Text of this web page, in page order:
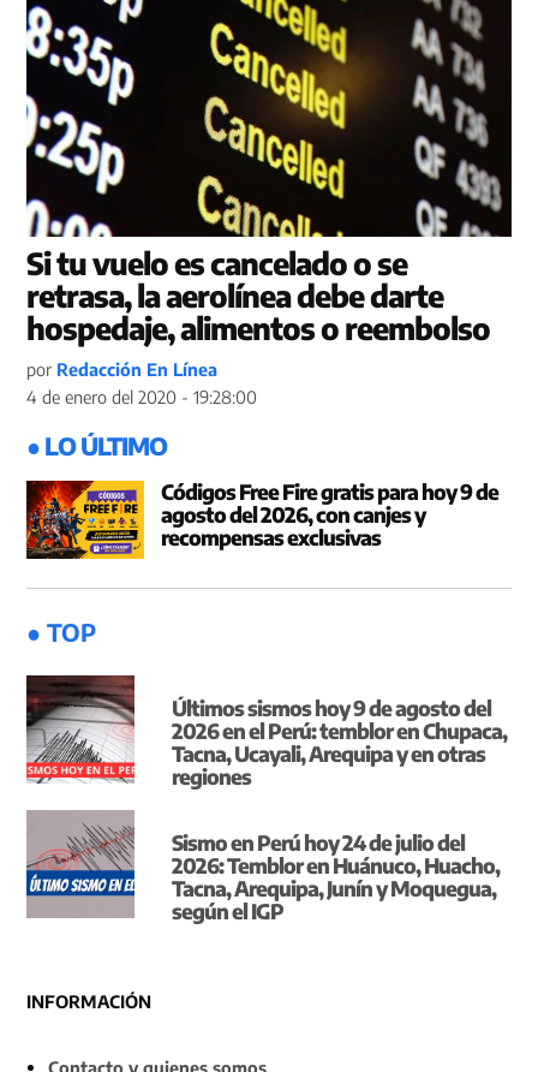
Si tu vuelo es cancelado o se
retrasa, la aerolínea debe darte
hospedaje, alimentos o reembolso
por Redacción En Línea
4 de enero del 2020 - 19:28:00
● LO ÚLTIMO
Códigos Free Fire gratis para hoy 9 de
agosto del 2026, con canjes y
recompensas exclusivas
● TOP
Últimos sismos hoy 9 de agosto del
2026 en el Perú: temblor en Chupaca,
Tacna, Ucayali, Arequipa y en otras
regiones
Sismo en Perú hoy 24 de julio del
2026: Temblor en Huánuco, Huacho,
Tacna, Arequipa, Junín y Moquegua,
según el IGP
INFORMACIÓN
Contacto y quienes somos